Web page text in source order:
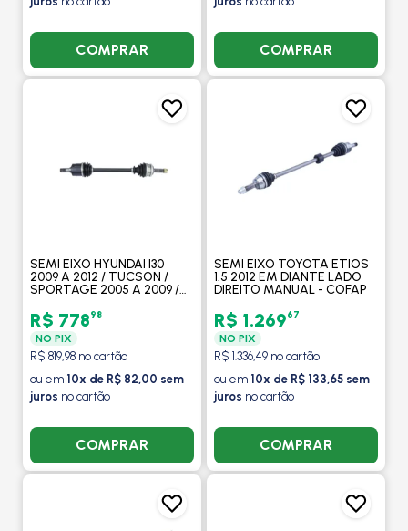
COMPRAR COMPRAR
SEMI EIXO HYUNDAI I30
2009 A 2012 / TUCSON /
SPORTAGE 2005 A 2009 /
MANUAL COM ABS -
COFAP
R$ 77898
NO PIX
R$ 819,98 no cartão
ou em 10x de R$ 82,00 sem
juros no cartão
COMPRAR
SEMI EIXO TOYOTA ETIOS
1.5 2012 EM DIANTE LADO
DIREITO MANUAL - COFAP
R$ 1.26967
NO PIX
R$ 1.336,49 no cartão
ou em 10x de R$ 133,65 sem
juros no cartão
COMPRAR